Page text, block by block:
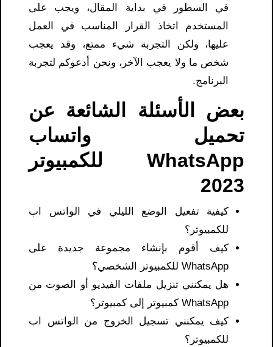
في السطور في بداية المقال، ويجب على
المستخدم اتخاذ القرار المناسب في العمل
عليها، ولكن التجربة شيء ممتع، وقد يعجب
شخص ما ولا يعجب الآخر، ونحن أدعوكم لتجربة
البرنامج.
بعض الأسئلة الشائعة عن
تحميل واتساب
WhatsApp للكمبيوتر
2023
كيفية تفعيل الوضع الليلي في الواتس اب
للكمبيوتر؟
كيف أقوم بإنشاء مجموعة جديدة على
WhatsApp للكمبيوتر الشخصي؟
هل يمكنني تنزيل ملفات الفيديو أو الصوت من
WhatsApp كمبيوتر إلى كمبيوتر؟
كيف يمكنني تسجيل الخروج من الواتس اب
للكمبيوتر؟